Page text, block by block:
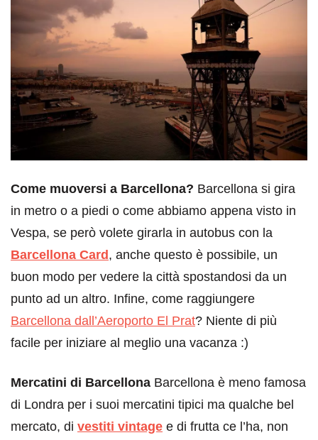
Come muoversi a Barcellona? Barcellona si gira
in metro o a piedi o come abbiamo appena visto in
Vespa, se però volete girarla in autobus con la
Barcellona Card, anche questo è possibile, un
buon modo per vedere la città spostandosi da un
punto ad un altro. Infine, come raggiungere
Barcellona dall’Aeroporto El Prat? Niente di più
facile per iniziare al meglio una vacanza :)
Mercatini di Barcellona Barcellona è meno famosa
di Londra per i suoi mercatini tipici ma qualche bel
mercato, di vestiti vintage e di frutta ce l’ha, non